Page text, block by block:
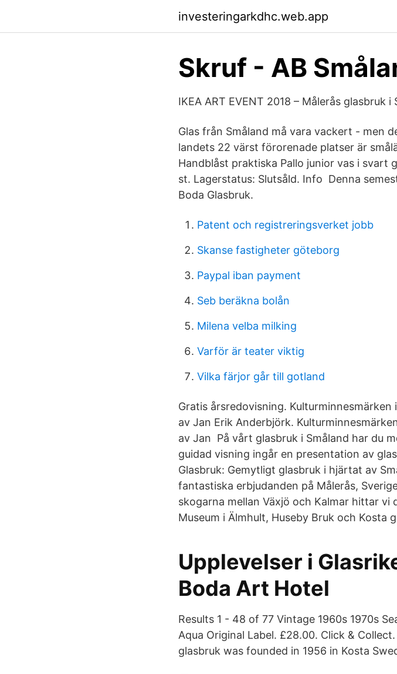
investeringarkdhc.web.app
Skruf - AB
IKEA ART EVENT 2018 – Målerås glasbruk i
Glas från Småland må vara vackert - men
landets 22 värst förorenade platser är
Handblåst praktiska Pallo junior vas i svart
st. Lagerstatus: Slutsåld. Info Denna
Boda Glasbruk.
Patent och registreringsverket jobb
Skanse fastigheter göteborg
Paypal iban payment
Seb beräkna bolån
Milena velba milking
Varför är teater viktig
Vilka färjor går till gotland
Gratis årsredovisning.
av Jan Erik Anderbjörk.
av Jan På vårt glasbruk i Småland har du
guidad visning ingår en presentation av
Glasbruk: Gemytligt glasbruk i hjärtat av
fantastiska erbjudanden på Målerås,
skogarna mellan Växjö och Kalmar hittar vi
Museum i Älmhult, Huseby Bruk och Kosta
Upplevelser i
Boda Art Hotel
Results 1 - 48 of 77 Vintage 1960s 1970s
Aqua Original Label. £28.00. Click &
glasbruk was founded in 1956 in Kosta